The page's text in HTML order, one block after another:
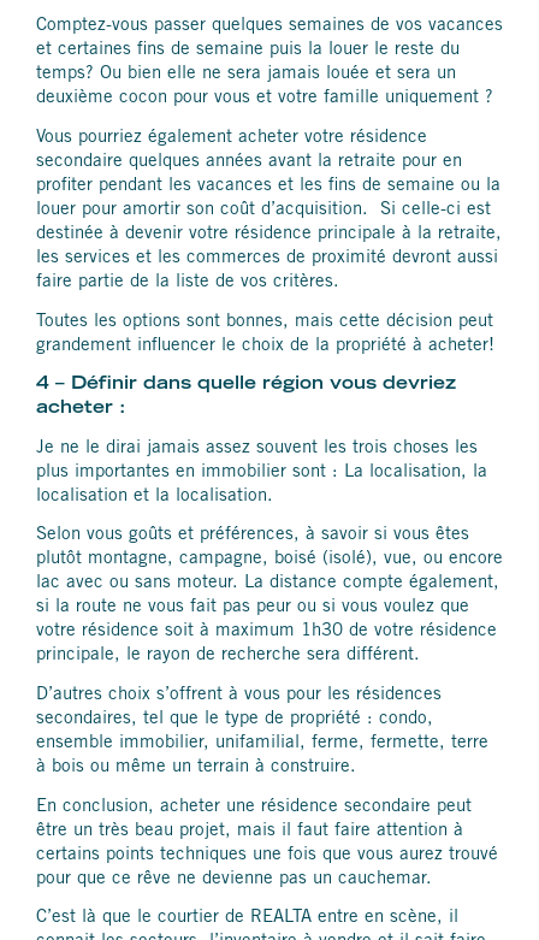
Comptez-vous passer quelques semaines de vos vacances
et certaines fins de semaine puis la louer le reste du
temps? Ou bien elle ne sera jamais louée et sera un
deuxième cocon pour vous et votre famille uniquement ?
Vous pourriez également acheter votre résidence
secondaire quelques années avant la retraite pour en
profiter pendant les vacances et les fins de semaine ou la
louer pour amortir son coût d’acquisition. Si celle-ci est
destinée à devenir votre résidence principale à la retraite,
les services et les commerces de proximité devront aussi
faire partie de la liste de vos critères.
Toutes les options sont bonnes, mais cette décision peut
grandement influencer le choix de la propriété à acheter!
4 – Définir dans quelle région vous devriez
acheter :
Je ne le dirai jamais assez souvent les trois choses les
plus importantes en immobilier sont : La localisation, la
localisation et la localisation.
Selon vous goûts et préférences, à savoir si vous êtes
plutôt montagne, campagne, boisé (isolé), vue, ou encore
lac avec ou sans moteur. La distance compte également,
si la route ne vous fait pas peur ou si vous voulez que
votre résidence soit à maximum 1h30 de votre résidence
principale, le rayon de recherche sera différent.
D’autres choix s’offrent à vous pour les résidences
secondaires, tel que le type de propriété : condo,
ensemble immobilier, unifamilial, ferme, fermette, terre
à bois ou même un terrain à construire.
En conclusion, acheter une résidence secondaire peut
être un très beau projet, mais il faut faire attention à
certains points techniques une fois que vous aurez trouvé
pour que ce rêve ne devienne pas un cauchemar.
C’est là que le courtier de REALTA entre en scène, il